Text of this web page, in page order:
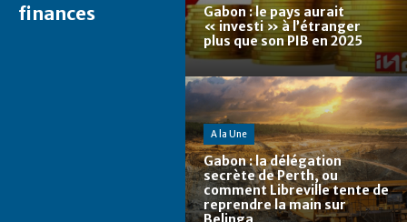
finances
Gabon : le pays aurait
« investi » à l’étranger
plus que son PIB en 2025
A la Une
Gabon : la délégation
secrète de Perth, ou
comment Libreville tente de
reprendre la main sur